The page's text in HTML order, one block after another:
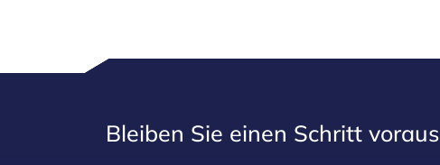
Bleiben Sie einen Schritt voraus